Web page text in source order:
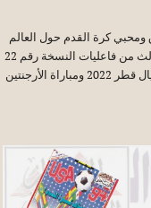
ومحبي كرة القدم حول العالم
نحو دولة قطر، حيث اليوم الثالث من فاعليات النسخة رقم 22
من بطولة كأس العالم.. مونديال قطر 2022 ومباراة الأرجنتين